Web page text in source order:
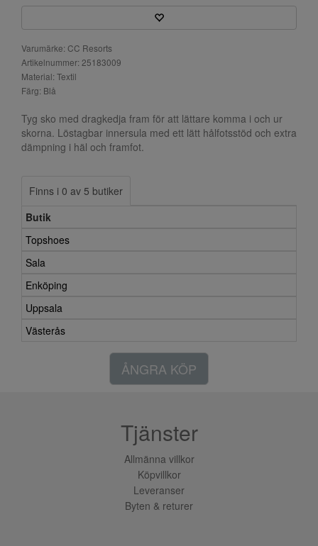
Varumärke: CC Resorts
Artikelnummer: 25183009
Material: Textil
Färg: Blå
Tyg sko med dragkedja fram för att lättare komma i och ur
skorna. Löstagbar innersula med ett lätt hålfotsstöd och extra
dämpning i häl och framfot.
Finns i 0 av 5 butiker
Butik
Topshoes
Sala
Enköping
Uppsala
Västerås
ÅNGRA KÖP
Tjänster
Allmänna villkor
Köpvillkor
Leveranser
Byten & returer